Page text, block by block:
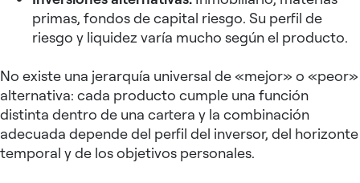
primas, fondos de capital riesgo. Su perfil de
riesgo y liquidez varía mucho según el producto.
No existe una jerarquía universal de «mejor» o «peor»
alternativa: cada producto cumple una función
distinta dentro de una cartera y la combinación
adecuada depende del perfil del inversor, del horizonte
temporal y de los objetivos personales.